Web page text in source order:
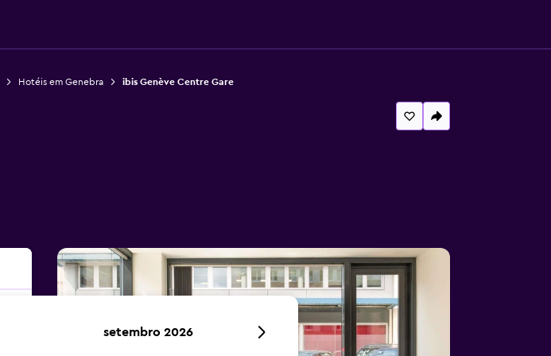
Hotéis em Genebra ibis Genève Centre Gare
setembro 2026